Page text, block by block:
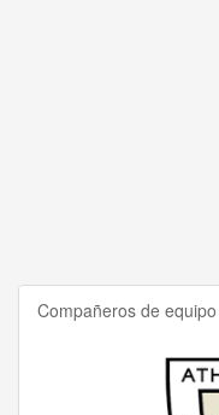
Compañeros de equipo